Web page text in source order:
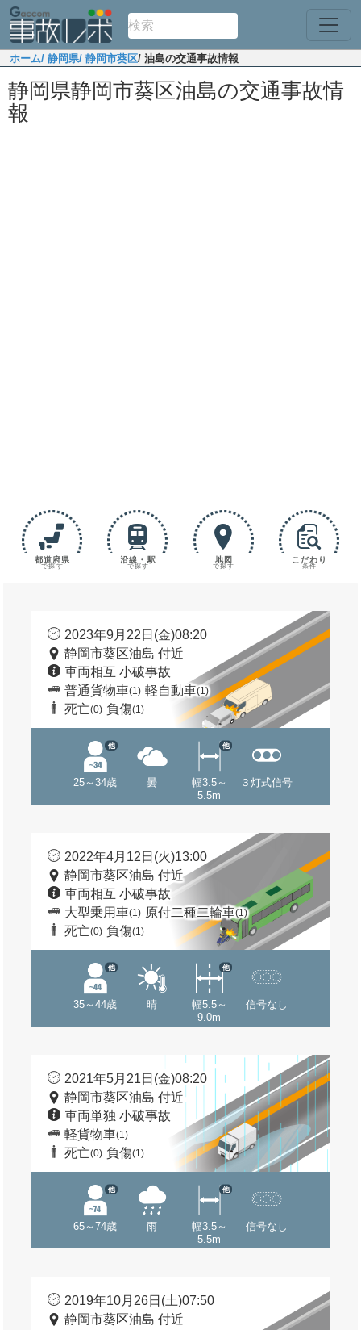
ホーム/ 静岡県/ 静岡市葵区/ 油島の交通事故情報
静岡県静岡市葵区油島の交通事故情
報
都道府県
で探す
沿線・駅
で探す
地図
で探す
こだわり
条件
2023年9月22日(金)08:20
静岡市葵区油島 付近
車両相互 小破事故
普通貨物車(1) 軽自動車(1)
死亡(0) 負傷(1)
25～34歳
他
曇
幅3.5～
5.5m
他
３灯式信号
2022年4月12日(火)13:00
静岡市葵区油島 付近
車両相互 小破事故
大型乗用車(1) 原付二種二輪車(1)
死亡(0) 負傷(1)
35～44歳
他
晴
幅5.5～
9.0m
他
信号なし
2021年5月21日(金)08:20
静岡市葵区油島 付近
車両単独 小破事故
軽貨物車(1)
死亡(0) 負傷(1)
65～74歳
他
雨
幅3.5～
5.5m
他
信号なし
2019年10月26日(土)07:50
静岡市葵区油島 付近